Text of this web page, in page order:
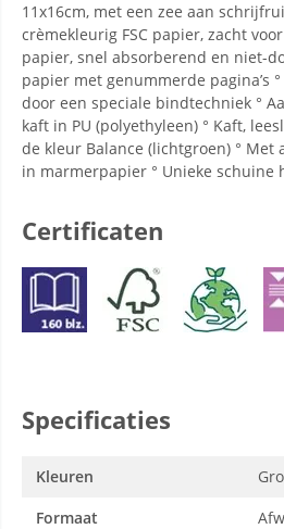
11x16cm, met een zee aan
crèmekleurig FSC papier, zacht
papier, snel absorberend en niet-
papier met genummerde pagina’s
door een speciale bindtechniek °
kaft in PU (polyethyleen) ° Kaft,
de kleur Balance (lichtgroen) ° Met
in marmerpapier ° Unieke schuine
Certificaten
Specificaties
Kleuren
Formaat